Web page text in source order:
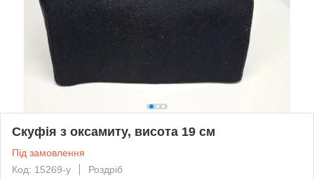
Скуфія з оксамиту, висота 19 см
Під замовлення
Код: 15269-y
Роздріб